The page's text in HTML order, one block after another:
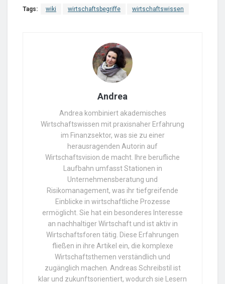
Tags: wiki wirtschaftsbegriffe wirtschaftswissen
Andrea
Andrea kombiniert akademisches
Wirtschaftswissen mit praxisnaher Erfahrung
im Finanzsektor, was sie zu einer
herausragenden Autorin auf
Wirtschaftsvision.de macht. Ihre berufliche
Laufbahn umfasst Stationen in
Unternehmensberatung und
Risikomanagement, was ihr tiefgreifende
Einblicke in wirtschaftliche Prozesse
ermöglicht. Sie hat ein besonderes Interesse
an nachhaltiger Wirtschaft und ist aktiv in
Wirtschaftsforen tätig. Diese Erfahrungen
fließen in ihre Artikel ein, die komplexe
Wirtschaftsthemen verständlich und
zugänglich machen. Andreas Schreibstil ist
klar und zukunftsorientiert, wodurch sie Lesern